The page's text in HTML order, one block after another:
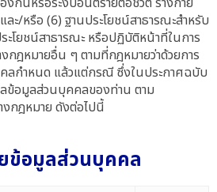
ะ/หรือ (6) ฐานประโยชน์สาธารณะสำหรับ
ะโยชน์สาธารณะ หรือปฏิบัติหน้าที่ในการ
กฎหมายอื่น ๆ ตามที่กฎหมายว่าด้วยการ
กำหนด แล้วแต่กรณี ซึ่งในประกาศฉบับ
ข้อมูลส่วนบุคคลของท่าน ตาม
งกฎหมาย ดังต่อไปนี้
ยข้อมูลส่วนบุคคล